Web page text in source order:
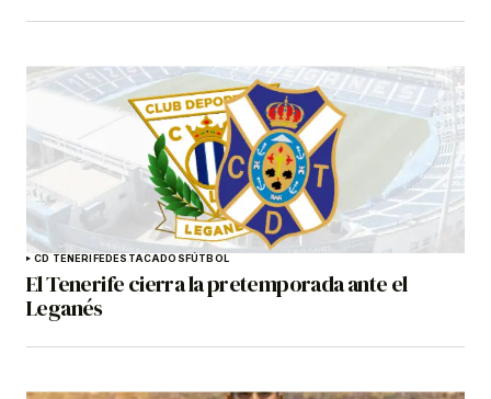
CD TENERIFEDESTACADOS FÚTBOL
El Tenerife cierra la pretemporada ante el
Leganés